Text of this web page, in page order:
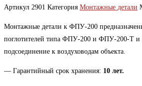
Артикул 2901 Категория Монтажные детали
Монтажные детали к ФПУ-200
поглотителей типа ФПУ-200 и ФПУ-200-Т и
подсоединение к воздуховодам объекта.
— Гарантийный срок хранения: 10 лет.